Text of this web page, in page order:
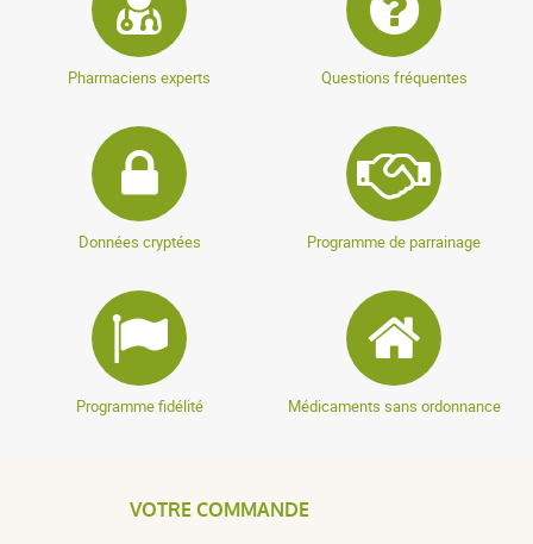
Pharmaciens experts Questions fréquentes
Données cryptées Programme de parrainage
Programme fidélité Médicaments sans ordonnance
VOTRE COMMANDE